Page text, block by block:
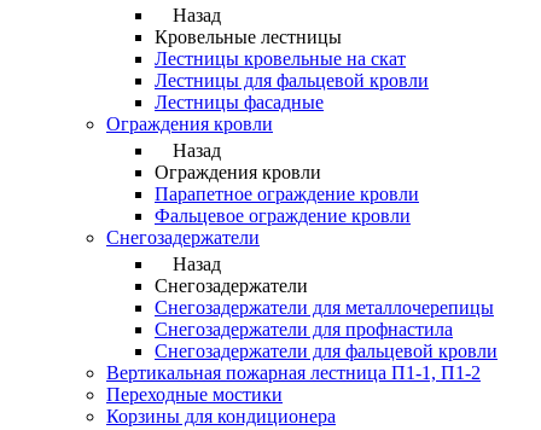
Назад
Кровельные лестницы
Лестницы кровельные на скат
Лестницы для фальцевой кровли
Лестницы фасадные
Ограждения кровли
Назад
Ограждения кровли
Парапетное ограждение кровли
Фальцевое ограждение кровли
Снегозадержатели
Назад
Снегозадержатели
Снегозадержатели для металлочерепицы
Снегозадержатели для профнастила
Снегозадержатели для фальцевой кровли
Вертикальная пожарная лестница П1-1, П1-2
Переходные мостики
Корзины для кондиционера